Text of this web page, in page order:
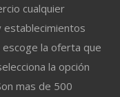
cualquier
la oferta que
la opción
mas de 500